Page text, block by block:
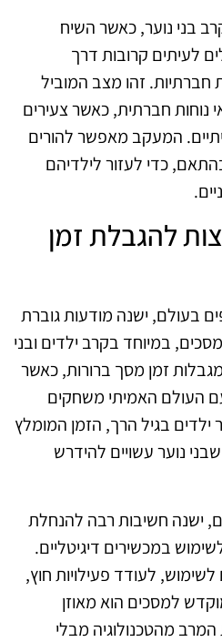
בני נוער, כאשר השיח
לעיתים קרובות דרך
חברתיות. זהו מצב המוביל
נוחות חברתית, כאשר צעירים
המעקב מאפשר להורים
כדי לעזור לילדיהם
להגבלת זמן
בעולם, ישנה מודעות גוברת
במיוחד בקרב ילדים ובני
זמן מסך ברורות, כאשר
העולם האמיתי משחקים
ילדים בגיל הרך, הזמן המומלץ
נוער עשויים להידרש
ישנה חשיבות רבה להנחלת
במכשירים דיגיטליים.
לעודד פעילויות חוץ,
למסכים הוא מאוזן
המרב מהטכנולוגיה מבלי